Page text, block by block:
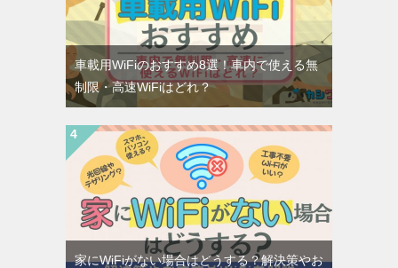
車載用WiFiのおすすめ8選！車内で使える無
制限・高速WiFiはどれ？
家にWiFiがない場合はどうする？解決策やお